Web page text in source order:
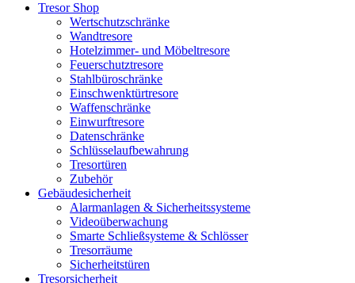
Tresor Shop
Wertschutzschränke
Wandtresore
Hotelzimmer- und Möbeltresore
Feuerschutztresore
Stahlbüroschränke
Einschwenktürtresore
Waffenschränke
Einwurftresore
Datenschränke
Schlüsselaufbewahrung
Tresortüren
Zubehör
Gebäudesicherheit
Alarmanlagen & Sicherheitssysteme
Videoüberwachung
Smarte Schließsysteme & Schlösser
Tresorräume
Sicherheitstüren
Tresorsicherheit